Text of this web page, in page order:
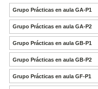
Grupo Prácticas en aula GA-P1
Grupo Prácticas en aula GA-P2
Grupo Prácticas en aula GB-P1
Grupo Prácticas en aula GB-P2
Grupo Prácticas en aula GF-P1